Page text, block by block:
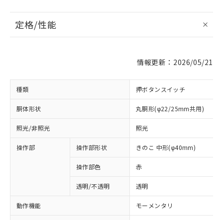
定格/性能
情報更新：2026/05/21
種類 押ボタンスイッチ
胴体形状 丸胴形(φ22/25mm共用)
照光/非照光 照光
操作部 操作部形状 きのこ 中形(φ40mm)
操作部色 赤
透明/不透明 透明
動作機能 モーメンタリ